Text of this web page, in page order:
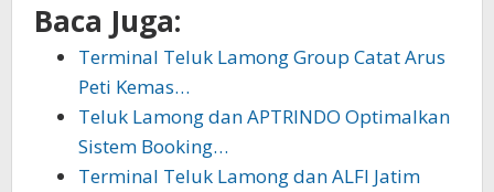
Baca Juga:
Terminal Teluk Lamong Group Catat Arus
Peti Kemas…
Teluk Lamong dan APTRINDO Optimalkan
Sistem Booking…
Terminal Teluk Lamong dan ALFI Jatim